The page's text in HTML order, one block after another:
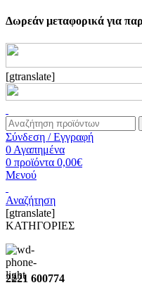
Δωρεάν μεταφορικά για
[gtranslate]
Σύνδεση / Εγγραφή
0 Αγαπημένα
0 προϊόντα 0,00€
Μενού
Αναζήτηση
[gtranslate]
ΚΑΤΗΓΟΡΙΕΣ
2221 600774